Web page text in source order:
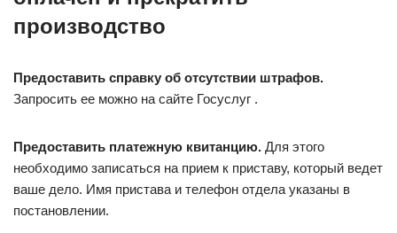
производство
Предоставить справку об отсутствии штрафов.
Запросить ее можно на сайте Госуслуг .
Предоставить платежную квитанцию. Для этого
необходимо записаться на прием к приставу, который ведет
ваше дело. Имя пристава и телефон отдела указаны в
постановлении.